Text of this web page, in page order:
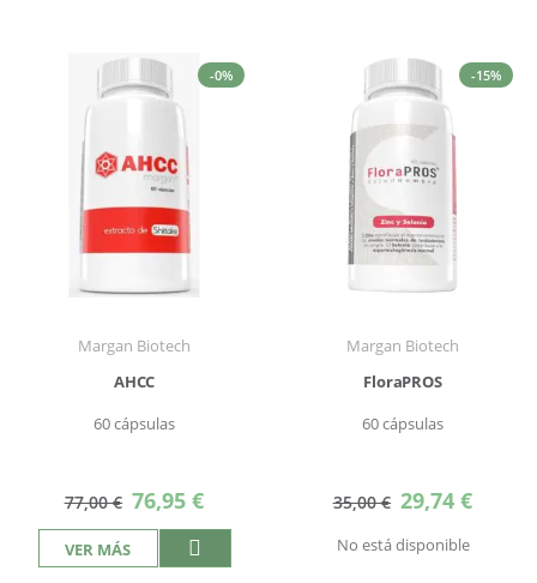
-0%
Margan Biotech
AHCC
60 cápsulas
77,00 € Precio
especial
76,95 €
VER MÁS
-15%
Margan Biotech
FloraPROS
60 cápsulas
35,00 € Precio
especial
29,74 €
No está disponible